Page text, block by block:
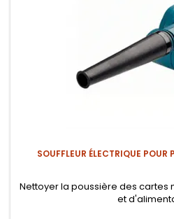
SOUFFLEUR ÉLECTRIQUE
Nettoyer la poussière des
et